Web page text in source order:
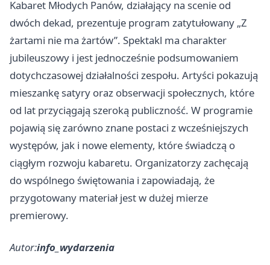
Kabaret Młodych Panów, działający na scenie od
dwóch dekad, prezentuje program zatytułowany „Z
żartami nie ma żartów”. Spektakl ma charakter
jubileuszowy i jest jednocześnie podsumowaniem
dotychczasowej działalności zespołu. Artyści pokazują
mieszankę satyry oraz obserwacji społecznych, które
od lat przyciągają szeroką publiczność. W programie
pojawią się zarówno znane postaci z wcześniejszych
występów, jak i nowe elementy, które świadczą o
ciągłym rozwoju kabaretu. Organizatorzy zachęcają
do wspólnego świętowania i zapowiadają, że
przygotowany materiał jest w dużej mierze
premierowy.
Autor:info_wydarzenia